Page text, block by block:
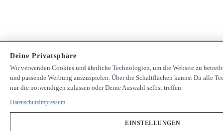
Deine Privatsphäre
Wir verwenden Cookies und ähnliche Technologien, um die Website zu
und passende Werbung auszuspielen. Über die Schaltflächen kannst Du alle
nur die notwendigen zulassen oder Deine Auswahl selbst treffen.
DatenschutzImpressum
EINSTELLUNGEN